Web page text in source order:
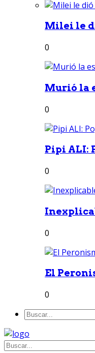
Milei le
0
Murió la
0
Pipi ALI:
0
0
El
0